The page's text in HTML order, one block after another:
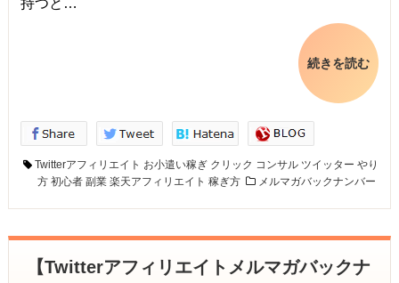
持つと…
続きを読む
Twitterアフィリエイト お小遣い稼ぎ クリック コンサル ツイッター やり
方 初心者 副業 楽天アフィリエイト 稼ぎ方 メルマガバックナンバー
【Twitterアフィリエイトメルマガバックナ